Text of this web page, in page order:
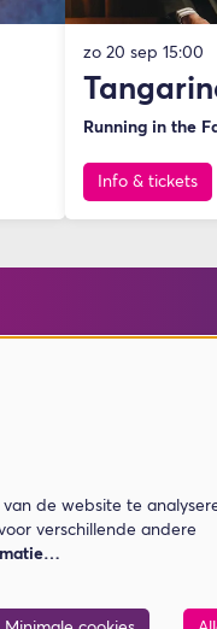
Running in the
zo 20 sep 15:00
Info & tickets
de website te
verschillende andere